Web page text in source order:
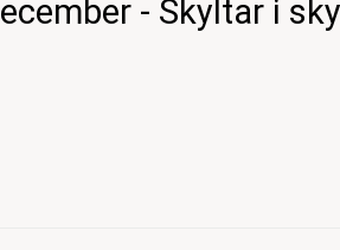
- Skyltar i